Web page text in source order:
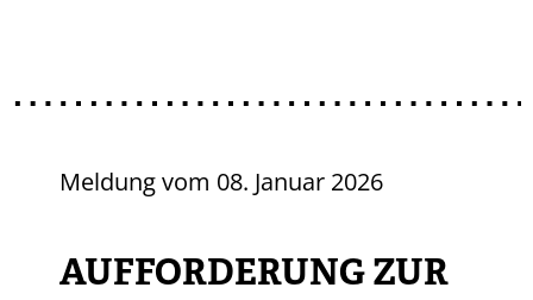
Meldung vom 08. Januar 2026
AUFFORDERUNG ZUR